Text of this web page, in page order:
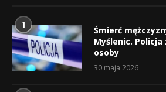
1
Śmierć
Myślenic.
osoby
30 maja 2026